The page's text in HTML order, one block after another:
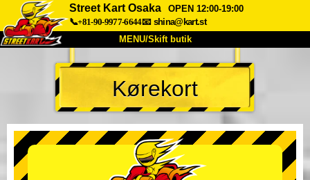
Street Kart Osaka
OPEN 12:00-19:00
📞+81-90-9977-6644📧 shina@kart.st
MENU/Skift butik
TOP
Om Specifikationer Pris
Virksomhed Booking
Skift butik
Kørekort